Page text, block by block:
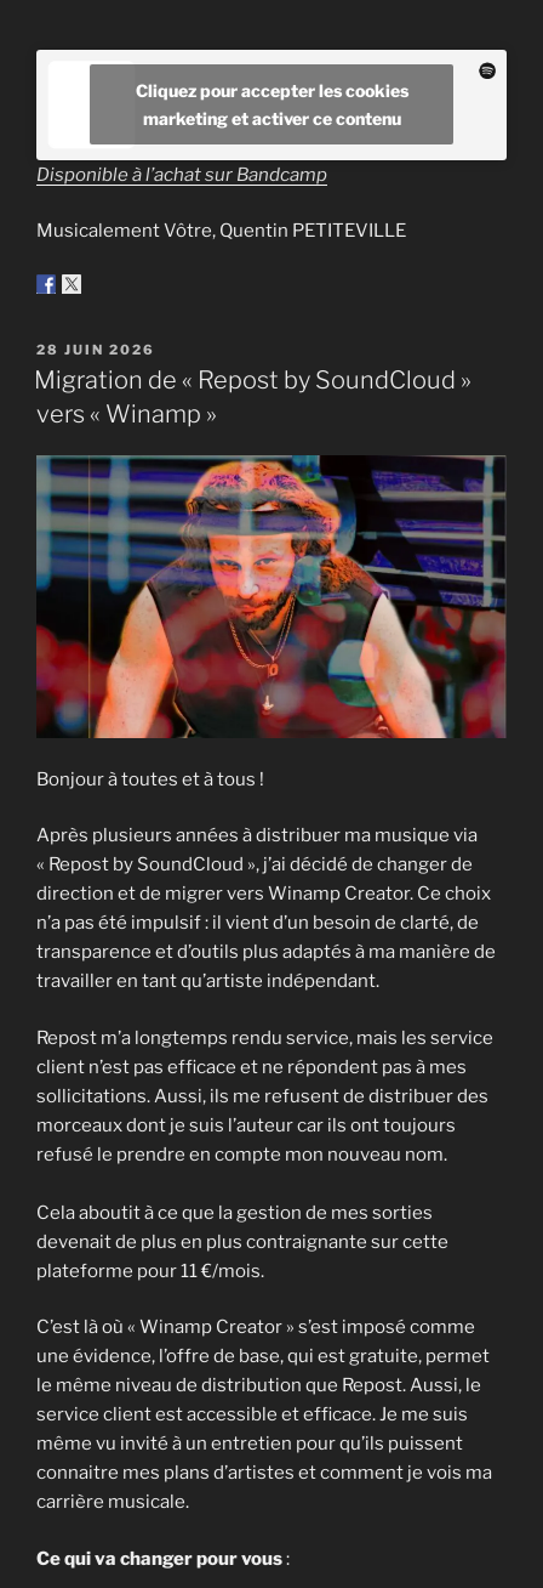
Cliquez pour accepter les cookies
marketing et activer ce contenu
Disponible à l’achat sur Bandcamp
Musicalement Vôtre, Quentin PETITEVILLE
PUBLIÉ
LE
28 JUIN 2026
Migration de « Repost by SoundCloud »
vers « Winamp »
Bonjour à toutes et à tous !
Après plusieurs années à distribuer ma musique via
« Repost by SoundCloud », j’ai décidé de changer de
direction et de migrer vers Winamp Creator. Ce choix
n’a pas été impulsif : il vient d’un besoin de clarté, de
transparence et d’outils plus adaptés à ma manière de
travailler en tant qu’artiste indépendant.
Repost m’a longtemps rendu service, mais les service
client n’est pas efficace et ne répondent pas à mes
sollicitations. Aussi, ils me refusent de distribuer des
morceaux dont je suis l’auteur car ils ont toujours
refusé le prendre en compte mon nouveau nom.
Cela aboutit à ce que la gestion de mes sorties
devenait de plus en plus contraignante sur cette
plateforme pour 11 €/mois.
C’est là où « Winamp Creator » s’est imposé comme
une évidence, l’offre de base, qui est gratuite, permet
le même niveau de distribution que Repost. Aussi, le
service client est accessible et efficace. Je me suis
même vu invité à un entretien pour qu’ils puissent
connaitre mes plans d’artistes et comment je vois ma
carrière musicale.
Ce qui va changer pour vous: